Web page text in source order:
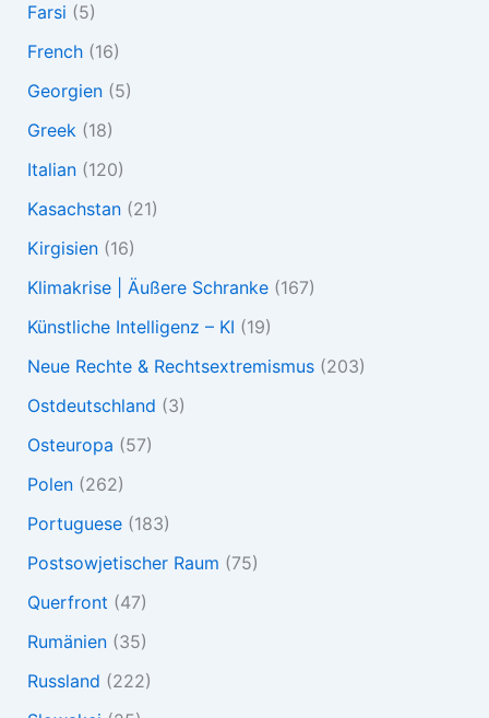
Farsi (5)
French(16)
Georgien(5)
Greek(18)
Italian(120)
Kasachstan(21)
Kirgisien(16)
Klimakrise | Äußere Schranke(167)
Künstliche Intelligenz – KI (19)
Neue Rechte & Rechtsextremismus(203)
Ostdeutschland (3)
Osteuropa (57)
Polen(262)
Portuguese(183)
Postsowjetischer Raum (75)
Querfront (47)
Rumänien(35)
Russland (222)